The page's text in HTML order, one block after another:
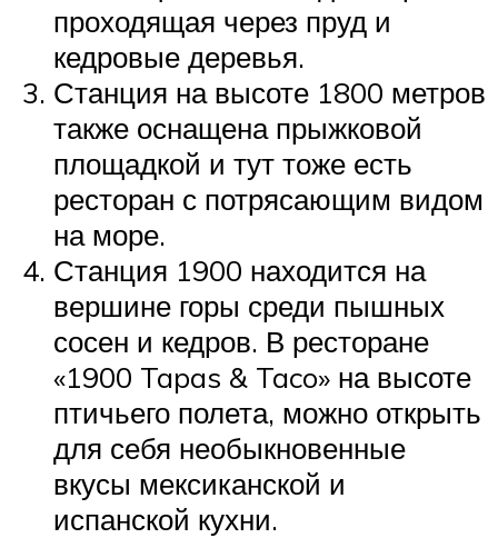
проходящая через пруд и
кедровые деревья.
Станция на высоте 1800 метров
также оснащена прыжковой
площадкой и тут тоже есть
ресторан с потрясающим видом
на море.
Станция 1900 находится на
вершине горы среди пышных
сосен и кедров. В ресторане
«1900 Tapas & Taco» на высоте
птичьего полета, можно открыть
для себя необыкновенные
вкусы мексиканской и
испанской кухни.